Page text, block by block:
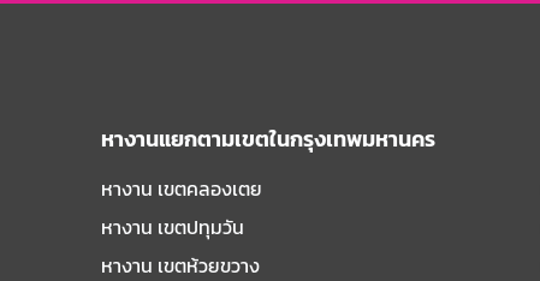
หางานแยกตามเขตในกรุงเทพมหานคร
หางาน เขตคลองเตย
หางาน เขตปทุมวัน
หางาน เขตห้วยขวาง